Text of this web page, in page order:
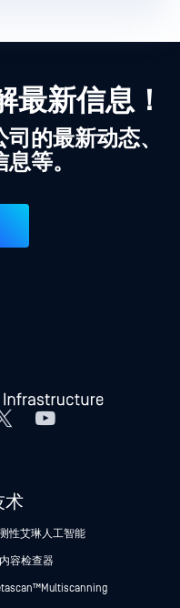
最新信息！
的最新动态、
等。
术
性艾琳人工智能
容检查器
Multiscanning